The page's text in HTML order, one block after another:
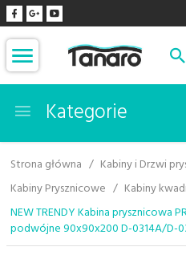
Kategorie
Strona główna
Kabiny i Drzwi
Kabiny Prysznicowe
Kabiny
NEW TRENDY Kabina prysznicowa
podwójne 90x90x200 D-0314A/D-